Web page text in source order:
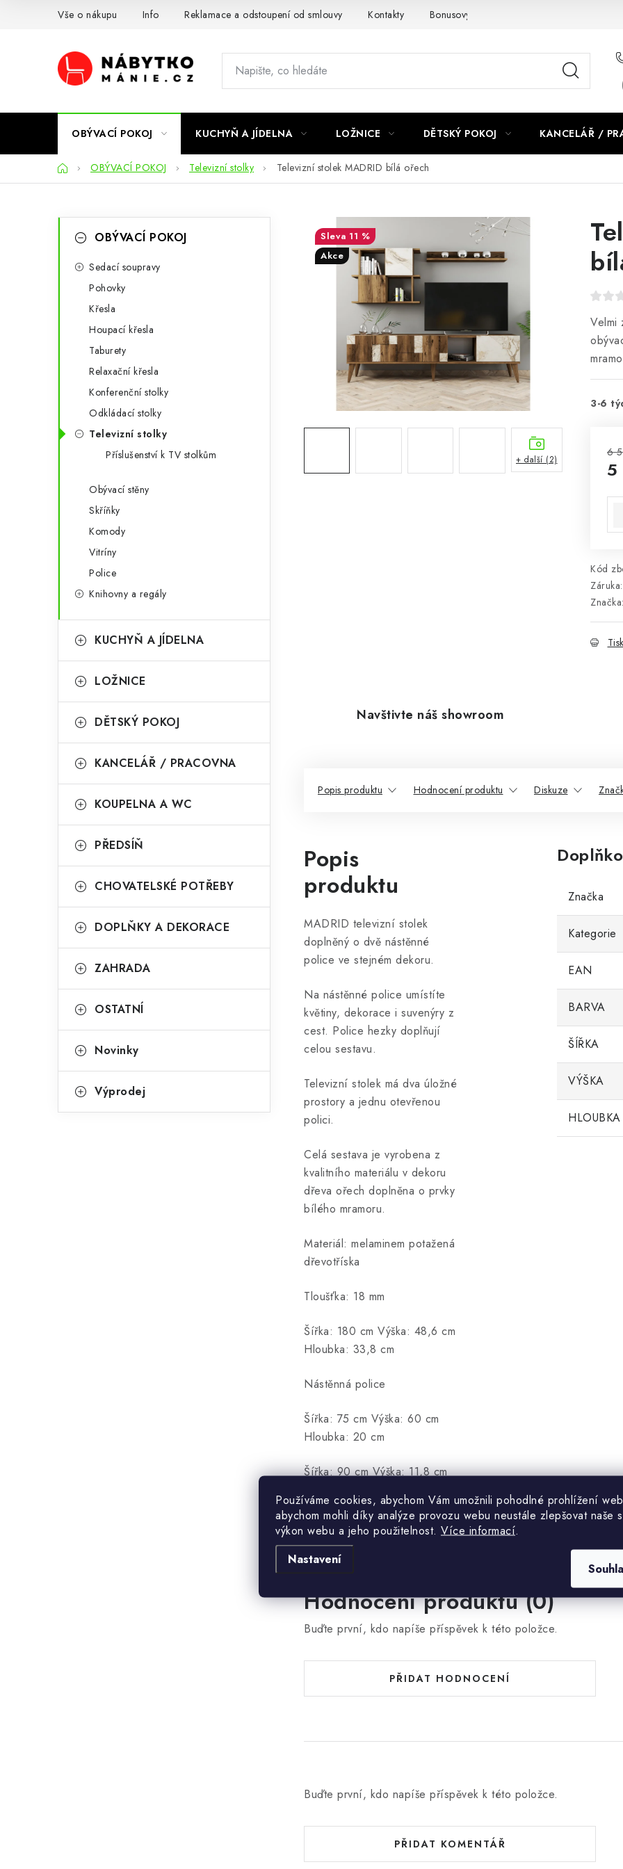
Používáme cookies, abychom Vám umožnili pohodlné prohlížení
abychom mohli díky analýze provozu webu neustále zlepšovat naše
výkon webu a jeho použitelnost. Více informací.
Nastavení
Vše o nákupu Info Reklamace a odstoupení od smlouvy Kontakty Bonusový program NBM+
OBÝVACÍ POKOJ KUCHYŇ A JÍDELNA LOŽNICE DĚTSKÝ POKOJ KANCELÁŘ /
DomůOBÝVACÍ POKOJ Televizní stolky Televizní stolek MADRID bílá ořech
í
kategorieOBÝVACÍ POKOJ
Sedací soupravy
Pohovky
Křesla
Houpací křesla
Taburety
Relaxační křesla
Konferenční stolky
Odkládací stolky
Televizní stolky
Příslušenství k TV stolkům
Obývací stěny
Skříňky
Komody
Vitríny
Police
Knihovny a regály
KUCHYŇ A JÍDELNA
LOŽNICE
DĚTSKÝ POKOJ
KANCELÁŘ / PRACOVNA
KOUPELNA A WC
PŘEDSÍŇ
CHOVATELSKÉ POTŘEBY
DOPLŇKY A DEKORACE
ZAHRADA
OSTATNÍ
Novinky
Výprodej
Velmi
3-6
6
5
Kód
Záruka:
11 %
Akce
+ další (2)
Navštivte náš showroom
Popis produktu Hodnocení produktu Diskuze
Popis
produktu
MADRID televizní stolek
doplněný o dvě nástěnné
police ve stejném dekoru.
Na nástěnné police umístíte
květiny, dekorace i suvenýry z
cest. Police hezky doplňují
celou sestavu.
Televizní stolek má dva úložné
prostory a jednu otevřenou
polici.
Celá sestava je vyrobena z
kvalitního materiálu v dekoru
dřeva ořech doplněna o prvky
bílého mramoru.
Materiál: melaminem potažená
dřevotříska
Tloušťka: 18 mm
Šířka: 180 cm Výška: 48,6 cm
Hloubka: 33,8 cm
Nástěnná police
Šířka: 75 cm Výška: 60 cm
Hloubka: 20 cm
Šířka: 90 cm Výška: 11,8 cm
Značka
Kategorie
EAN
BARVA
ŠÍŘKA
VÝŠKA
HLOUBKA
Hodnocení produktu (0)
Buďte první, kdo napíše příspěvek k této položce.
PŘIDAT HODNOCENÍ
Buďte první, kdo napíše příspěvek k této položce.
PŘIDAT KOMENTÁŘ